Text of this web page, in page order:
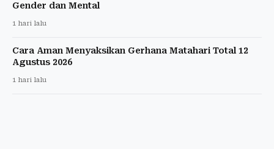
Gender dan Mental
1 hari lalu
Cara Aman Menyaksikan Gerhana Matahari Total 12
Agustus 2026
1 hari lalu